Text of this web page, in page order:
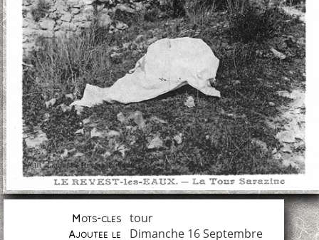
Mots-clés tour
Ajoutée le
Dimanche 16 Septembre